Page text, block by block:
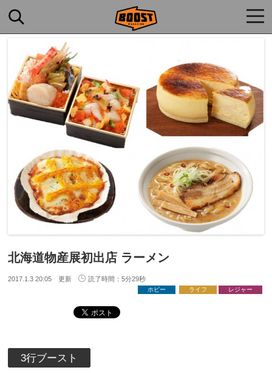
北海道物産展初出店 ラーメン
2017.1.3 20:05 更新 読了時間：5分29秒
ホビー ライフ レジャー
3行ブースト